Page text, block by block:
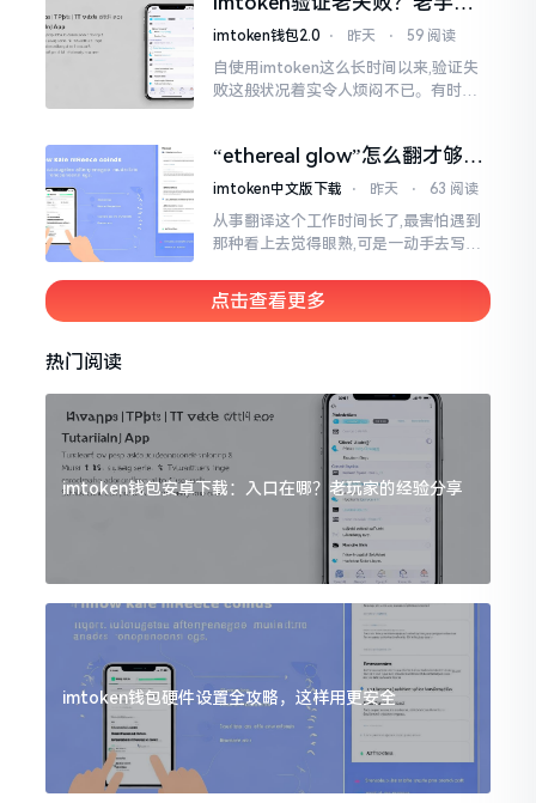
挺美观
你几招搞定
imtoken钱包2.0 ⋅ 昨天 ⋅ 59 阅读
自使用imtoken这么长时间以来,验证失
败这般状况着实令人烦闷不已。有时急
至极点。
“ethereal glow”怎么翻才够味
儿？翻译圈老油条的私房话
imtoken中文版下载 ⋅ 昨天 ⋅ 63 阅读
从事翻译这个工作时间长了,最害怕遇到
那种看上去觉得眼熟,可是一动手去写就
很典型的例子。你去查阅词典
点击查看更多
热门阅读
imtoken钱包安卓下载：入口在哪？老玩家的经验分享
imtoken钱包硬件设置全攻略，这样用更安全